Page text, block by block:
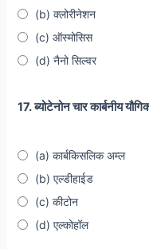
(b) क्लोरीनेशन
(c) ऑस्मोसिस
(d) नैनो सिल्वर
17. ब्योटेनोन चार कार्बनीय
(a) कार्बकिसलिक अम्ल
(b) एल्डीहाईड
(c) कीटोन
(d) एल्कोहॉल